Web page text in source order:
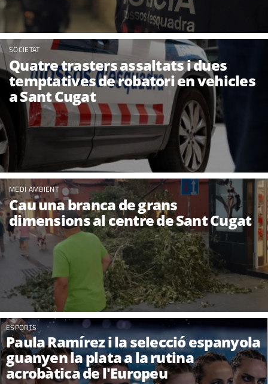
SOCIETAT
Quatre trasters assaltats i dues
temptatives de robatori en vehicles
a Sant Cugat
MEDI AMBIENT
Cau una branca de grans
dimensions al centre de Sant Cugat
ESPORTS
Paula Ramírez i la selecció espanyola
guanyen la plata a la rutina
acrobàtica de l'Europeu